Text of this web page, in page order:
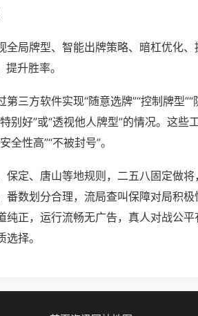
全局牌型、智能出牌策略、暗杠优化
升胜率。
三方软件实现“随意选牌”“控制牌型
别好”或“透视他人牌型”的情况。这些
性高”“不被封号”。
保定、唐山等地规则，二五八固定做
番数划分合理，流局查叫保障对局积
纯正，运行流畅无广告，真人对战公
择。